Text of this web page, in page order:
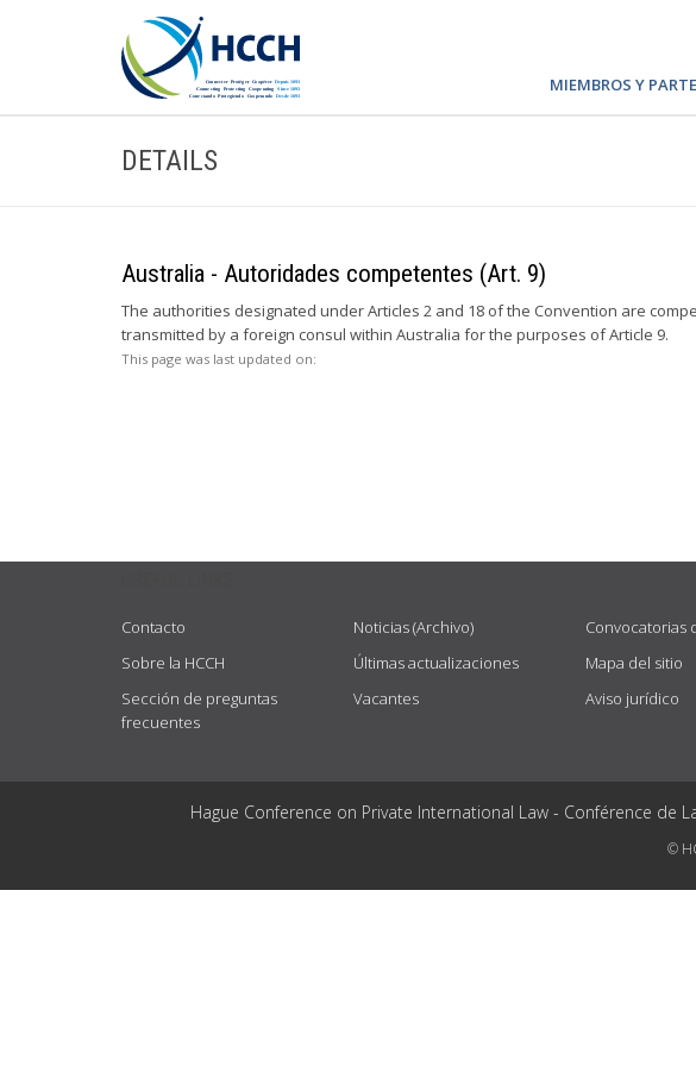
MIEMBROS Y
DETAILS
Australia - Autoridades competentes (Art. 9)
The authorities designated under Articles 2 and 18 of the Convention are
transmitted by a foreign consul within Australia for the purposes of Article 9.
This page was last updated on:
Contacto
Sobre la HCCH
Sección de preguntas
frecuentes
Noticias (Archivo)
Últimas actualizaciones
Vacantes
Convocatorias
Mapa del sitio
Aviso jurídico
Hague Conference on Private International Law - Conférence de
©